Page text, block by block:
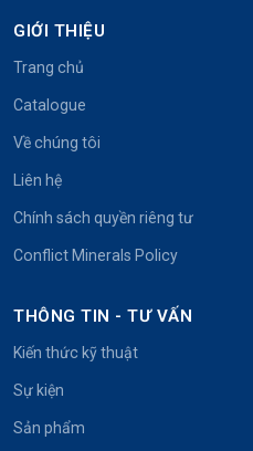
GIỚI THIỆU
Trang chủ
Catalogue
Về chúng tôi
Liên hệ
Chính sách quyền riêng tư
Conflict Minerals Policy
THÔNG TIN - TƯ VẤN
Kiến thức kỹ thuật
Sự kiện
Sản phẩm